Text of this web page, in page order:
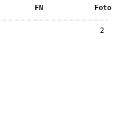
FN Foto
2